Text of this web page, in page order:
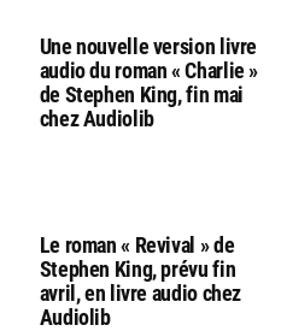
Une nouvelle version livre
audio du roman « Charlie »
de Stephen King, fin mai
chez Audiolib
Le roman « Revival » de
Stephen King, prévu fin
avril, en livre audio chez
Audiolib